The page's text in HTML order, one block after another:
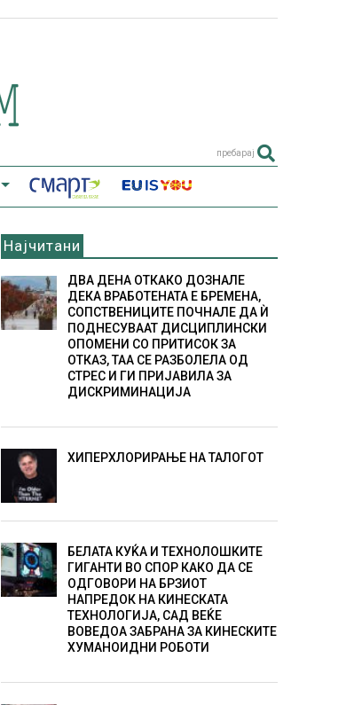
пребарај
Најчитани
ДВА ДЕНА ОТКАКО ДОЗНАЛЕ
ДЕКА ВРАБОТЕНАТА Е БРЕМЕНА,
СОПСТВЕНИЦИТЕ ПОЧНАЛЕ ДА Ѝ
ПОДНЕСУВААТ ДИСЦИПЛИНСКИ
ОПОМЕНИ СО ПРИТИСОК ЗА
ОТКАЗ, ТАА СЕ РАЗБОЛЕЛА ОД
СТРЕС И ГИ ПРИЈАВИЛА ЗА
ДИСКРИМИНАЦИЈА
ХИПЕРХЛОРИРАЊЕ НА ТАЛОГОТ
БЕЛАТА КУЌА И ТЕХНОЛОШКИТЕ
ГИГАНТИ ВО СПОР КАКО ДА СЕ
ОДГОВОРИ НА БРЗИОТ
НАПРЕДОК НА КИНЕСКАТА
ТЕХНОЛОГИЈА, САД ВЕЌЕ
ВОВЕДОА ЗАБРАНА ЗА КИНЕСКИТЕ
ХУМАНОИДНИ РОБОТИ